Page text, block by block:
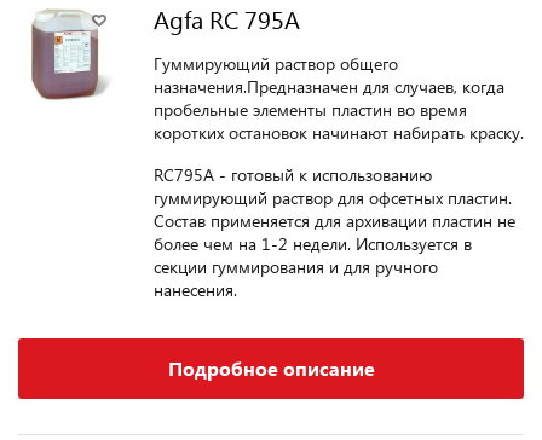
Agfa RC 795A
Гуммирующий раствор общего
назначения.Предназначен для случаев, когда
пробельные элементы пластин во время
коротких остановок начинают набирать краску.
RC795A - готовый к использованию
гуммирующий раствор для офсетных пластин.
Состав применяется для архивации пластин не
более чем на 1-2 недели. Используется в
секции гуммирования и для ручного
нанесения.
Подробное описание